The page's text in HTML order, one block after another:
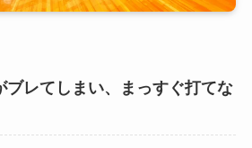
ブレてしまい、まっすぐ打てな